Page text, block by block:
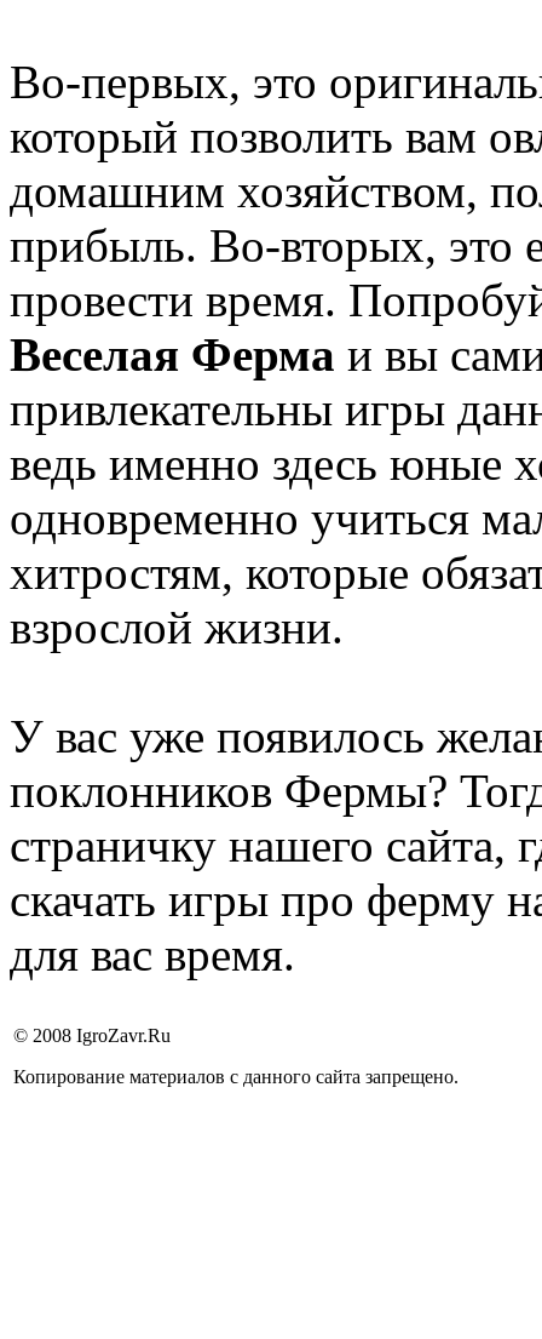
Во-первых, это
который позволить вам
домашним хозяйством,
прибыль. Во-вторых, это
провести время.
Веселая Ферма и вы
привлекательны игры
ведь именно здесь юные
одновременно учиться
хитростям, которые
взрослой жизни.
У вас уже появилось
поклонников Фермы?
страничку нашего сайта,
скачать игры про ферму
для вас время.
© 2008 IgroZavr.Ru
Копирование материалов с данного сайта запрещено.